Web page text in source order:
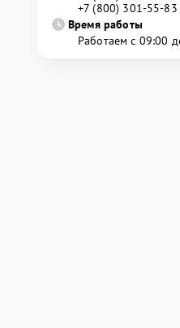
+7 (800) 301-55-83
Время работы
Работаем с 09:00